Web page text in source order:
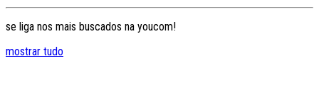
se liga nos mais buscados na youcom!
mostrar tudo